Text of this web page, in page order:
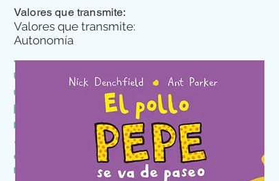
Valores que transmite:
Valores que transmite:
Autonomía